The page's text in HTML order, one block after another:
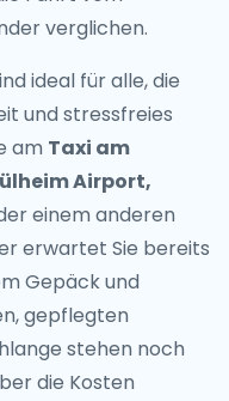
verglichen.
ideal für alle, die
und stressfreies
am Taxi am
Airport,
einem anderen
erwartet Sie bereits
Gepäck und
gepflegten
stehen noch
die Kosten